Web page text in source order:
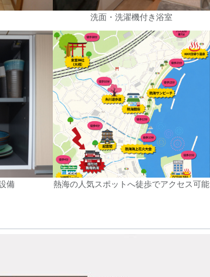
洗面・洗濯機付き浴室
備 熱海の人気スポットへ徒歩でアクセス可能